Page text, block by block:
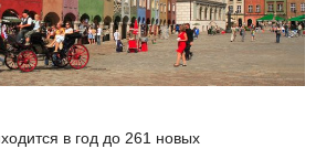
в год до 261 новых